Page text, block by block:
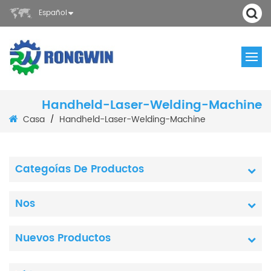
Español
Handheld-Laser-Welding-Machine
Casa / Handheld-Laser-Welding-Machine
Categoías De Productos
Nos
Nuevos Productos